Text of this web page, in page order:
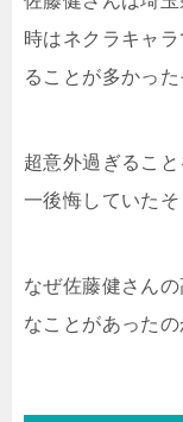
時はネクラキャ
ることが多かった
超意外過ぎるこ
一後悔していたそ
なぜ佐藤健さん
なことがあったの